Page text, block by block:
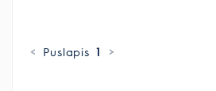
< Puslapis 1 >